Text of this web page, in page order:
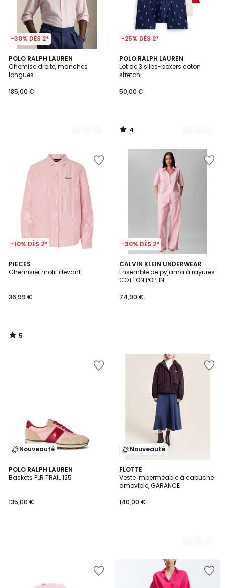
-30% DÈS 2*
POLO RALPH LAUREN
Chemise droite, manches
longues
185,00 €
2
Couleurs
-25% DÈS 2*
POLO RALPH LAUREN
Lot de 3 slips-boxers coton
stretch
50,00 €
4
/
5
6
Couleurs
4
/
-10% DÈS 2*
PIECES
Chemisier motif devant
36,99 €
5
/
5
/
-30% DÈS 2*
CALVIN KLEIN UNDERWEAR
Ensemble de pyjama à rayures
COTTON POPLIN
74,90 €
Nouveauté
POLO RALPH LAUREN
Baskets PLR TRAIL 125
135,00 €
Nouveauté
FLOTTE
Veste imperméable à capuche
amovible, GARANCE
140,00 €
2
Couleurs